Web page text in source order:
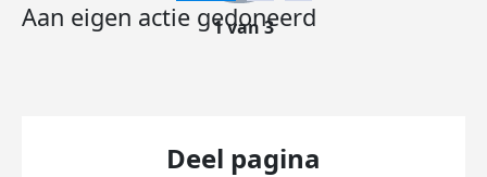
Aan eigen actie gedoneerd
1 van 3
Deel pagina